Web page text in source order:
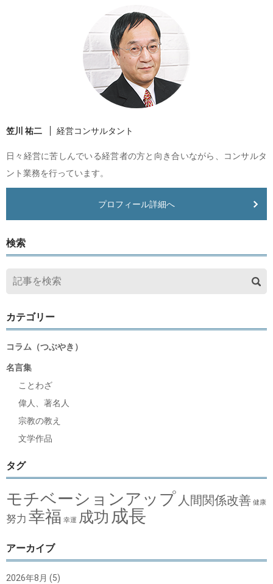
笠川 祐二 経営コンサルタント
日々経営に苦しんでいる経営者の方と向き合いながら、コンサルタ
ント業務を行っています。
プロフィール詳細へ
検索
カテゴリー
コラム（つぶやき）
名言集
ことわざ
偉人、著名人
宗教の教え
文学作品
タグ
モチベーションアップ 人間関係改善 健康
努力 幸福 幸運 成功 成長
アーカイブ
2026年8月 (5)